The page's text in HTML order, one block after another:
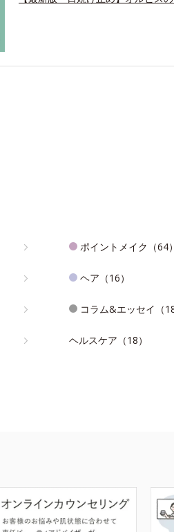
ポイントメイク（64）
ヘア（16）
コラム&エッセイ（
ヘルスケア（18）